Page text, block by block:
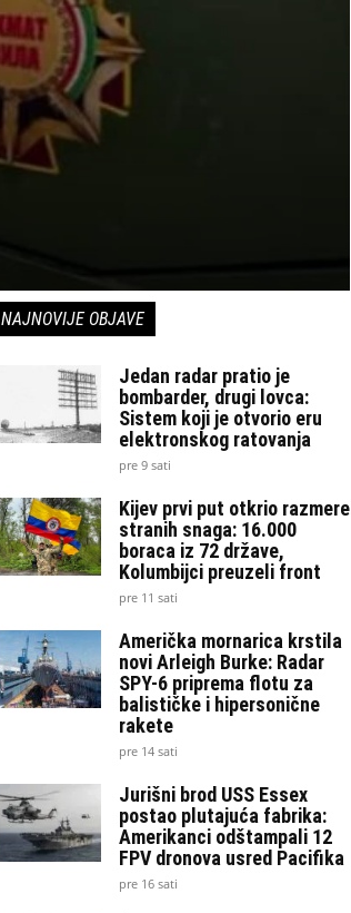
NAJNOVIJE OBJAVE
Jedan radar pratio je
bombarder, drugi lovca:
Sistem koji je otvorio eru
elektronskog ratovanja
pre 9 sati
Kijev prvi put otkrio razmere
stranih snaga: 16.000
boraca iz 72 države,
Kolumbijci preuzeli front
pre 11 sati
Američka mornarica krstila
novi Arleigh Burke: Radar
SPY-6 priprema flotu za
balističke i hipersonične
rakete
pre 14 sati
Jurišni brod USS Essex
postao plutajuća fabrika:
Amerikanci odštampali 12
FPV dronova usred Pacifika
pre 16 sati